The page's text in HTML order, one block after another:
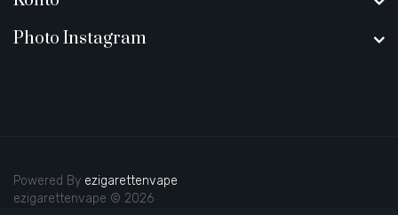
Photo Instagram
Powered By ezigarettenvape
ezigarettenvape © 2026